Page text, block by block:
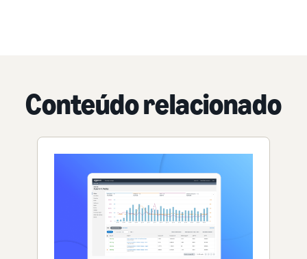
Conteúdo relacionado